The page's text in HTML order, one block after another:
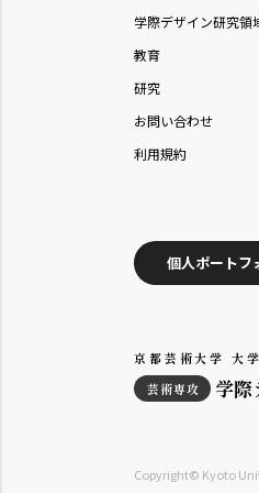
学際デザイン研究領
教育
研究
お問い合わせ
利用規約
個人ポートフ
京都芸術大学 大
芸術専攻
学際
Copyright© Kyoto